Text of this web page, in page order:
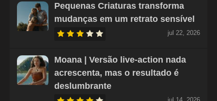
Pequenas Criaturas transforma
mudanças em um retrato sensível
jul 22, 2026
Moana | Versão live-action nada
acrescenta, mas o resultado é
deslumbrante